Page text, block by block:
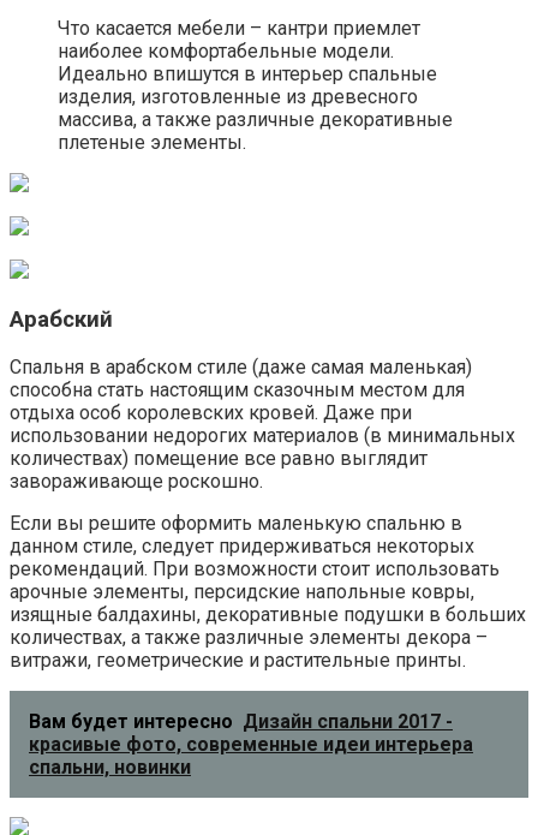
Что касается мебели – кантри приемлет
наиболее комфортабельные модели.
Идеально впишутся в интерьер спальные
изделия, изготовленные из древесного
массива, а также различные декоративные
плетеные элементы.
Арабский
Спальня в арабском стиле (даже самая маленькая)
способна стать настоящим сказочным местом для
отдыха особ королевских кровей. Даже при
использовании недорогих материалов (в минимальных
количествах) помещение все равно выглядит
завораживающе роскошно.
Если вы решите оформить маленькую спальню в
данном стиле, следует придерживаться некоторых
рекомендаций. При возможности стоит использовать
арочные элементы, персидские напольные ковры,
изящные балдахины, декоративные подушки в больших
количествах, а также различные элементы декора –
витражи, геометрические и растительные принты.
Вам будет интересно Дизайн спальни 2017 -
красивые фото, современные идеи интерьера
спальни, новинки